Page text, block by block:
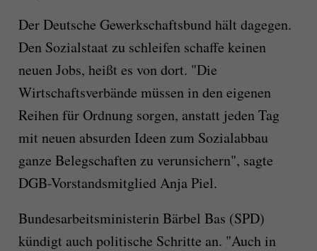
Der Deutsche Gewerkschaftsbund hält dagegen.
Den Sozialstaat zu schleifen schaffe keinen
neuen Jobs, heißt es von dort. "Die
Wirtschaftsverbände müssen in den eigenen
Reihen für Ordnung sorgen, anstatt jeden Tag
mit neuen absurden Ideen zum Sozialabbau
ganze Belegschaften zu verunsichern", sagte
DGB-Vorstandsmitglied Anja Piel.
Bundesarbeitsministerin Bärbel Bas (SPD)
kündigt auch politische Schritte an. "Auch in